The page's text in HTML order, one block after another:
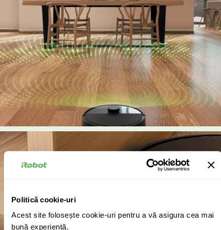
Politică cookie-uri
Acest site folosește cookie-uri pentru a vă asigura cea mai
bună experiență.